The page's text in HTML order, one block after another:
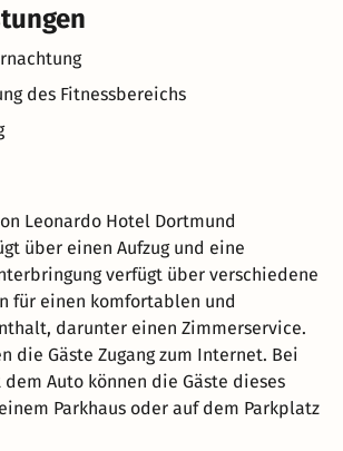
des Fitnessbereichs
über einen Aufzug und eine
verfügt über verschiedene
für einen komfortablen und
darunter einen Zimmerservice.
die Gäste Zugang zum Internet. Bei
Auto können die Gäste dieses
Parkhaus oder auf dem Parkplatz